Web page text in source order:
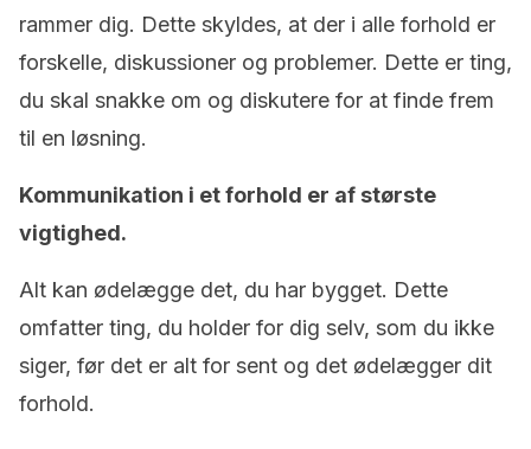
rammer dig. Dette skyldes, at der i alle forhold er
forskelle, diskussioner og problemer. Dette er ting,
du skal snakke om og diskutere for at finde frem
til en løsning.
Kommunikation i et forhold er af største
vigtighed.
Alt kan ødelægge det, du har bygget. Dette
omfatter ting, du holder for dig selv, som du ikke
siger, før det er alt for sent og det ødelægger dit
forhold.